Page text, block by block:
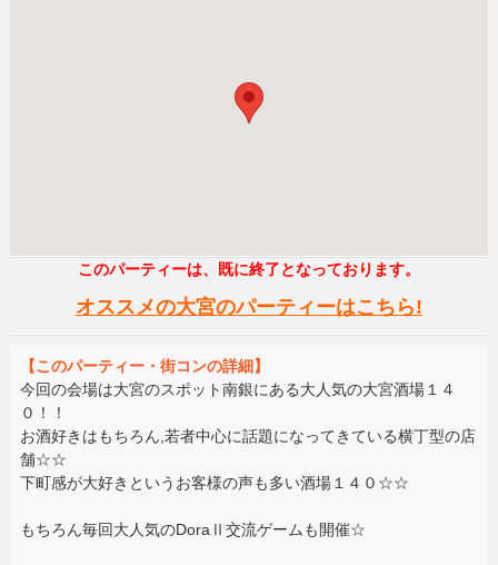
このパーティーは、既に終了となっております。
オススメの大宮のパーティーはこちら!
【このパーティー・街コンの詳細】
今回の会場は大宮のスポット南銀にある大人気の大宮酒場１４
０！！
お酒好きはもちろん,若者中心に話題になってきている横丁型の店
舗☆☆
下町感が大好きというお客様の声も多い酒場１４０☆☆
もちろん毎回大人気のDoraⅡ交流ゲームも開催☆